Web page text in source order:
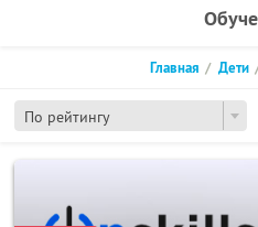
По рейтингу
Главная Дети